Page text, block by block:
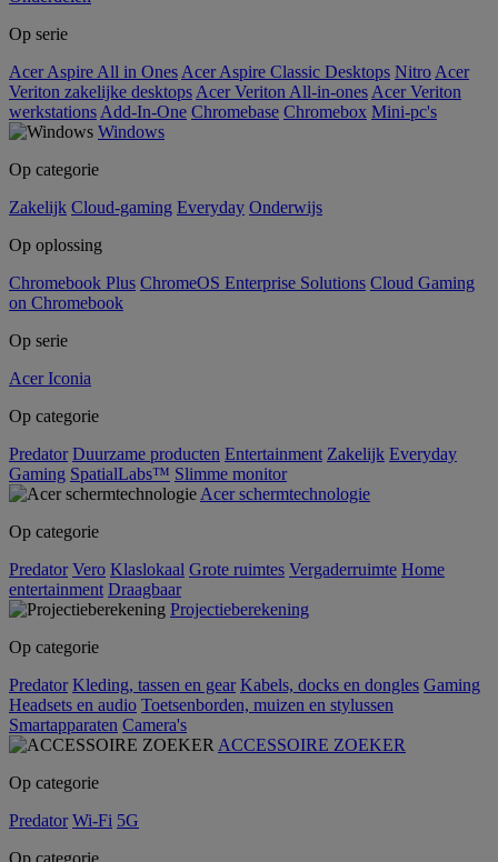
Op serie
Acer Aspire All in Ones Acer Aspire Classic Desktops Nitro Acer
Veriton zakelijke desktops Acer Veriton All-in-ones Acer Veriton
werkstations Add-In-One Chromebase Chromebox Mini-pc's
Windows
Op categorie
Zakelijk Cloud-gaming Everyday Onderwijs
Op oplossing
Chromebook Plus ChromeOS Enterprise Solutions Cloud Gaming
on Chromebook
Op serie
Acer Iconia
Op categorie
Predator Duurzame producten Entertainment Zakelijk Everyday
Gaming SpatialLabs™ Slimme monitor
Acer schermtechnologie
Op categorie
Predator Vero Klaslokaal Grote ruimtes Vergaderruimte Home
entertainment Draagbaar
Projectieberekening
Op categorie
Predator Kleding, tassen en gear Kabels, docks en dongles Gaming
Headsets en audio Toetsenborden, muizen en stylussen
Smartapparaten Camera's
ACCESSOIRE ZOEKER
Op categorie
Predator Wi-Fi 5G
Op categorie